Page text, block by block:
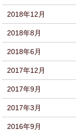
2018年12月
2018年8月
2018年6月
2017年12月
2017年9月
2017年3月
2016年9月